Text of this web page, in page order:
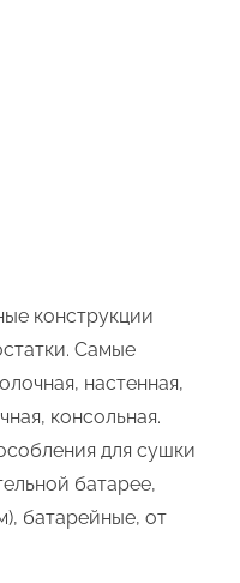
конструкции
Самые
настенная,
консольная.
для сушки
батарее,
батарейные, от